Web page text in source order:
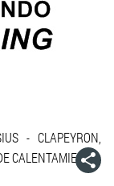
- CLAPEYRON,
CALENTAMIENTO: